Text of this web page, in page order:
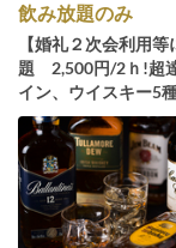
飲み放題のみ
【婚礼２次会利用
題 2,500円/2ｈ!超
イン、ウイスキー5